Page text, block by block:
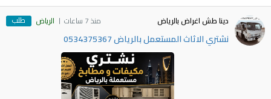
دينا طش اغراض بالرياض منذ 7 ساعات الرياض طلب
نشتري الاثاث المستعمل بالرياض 0534375367